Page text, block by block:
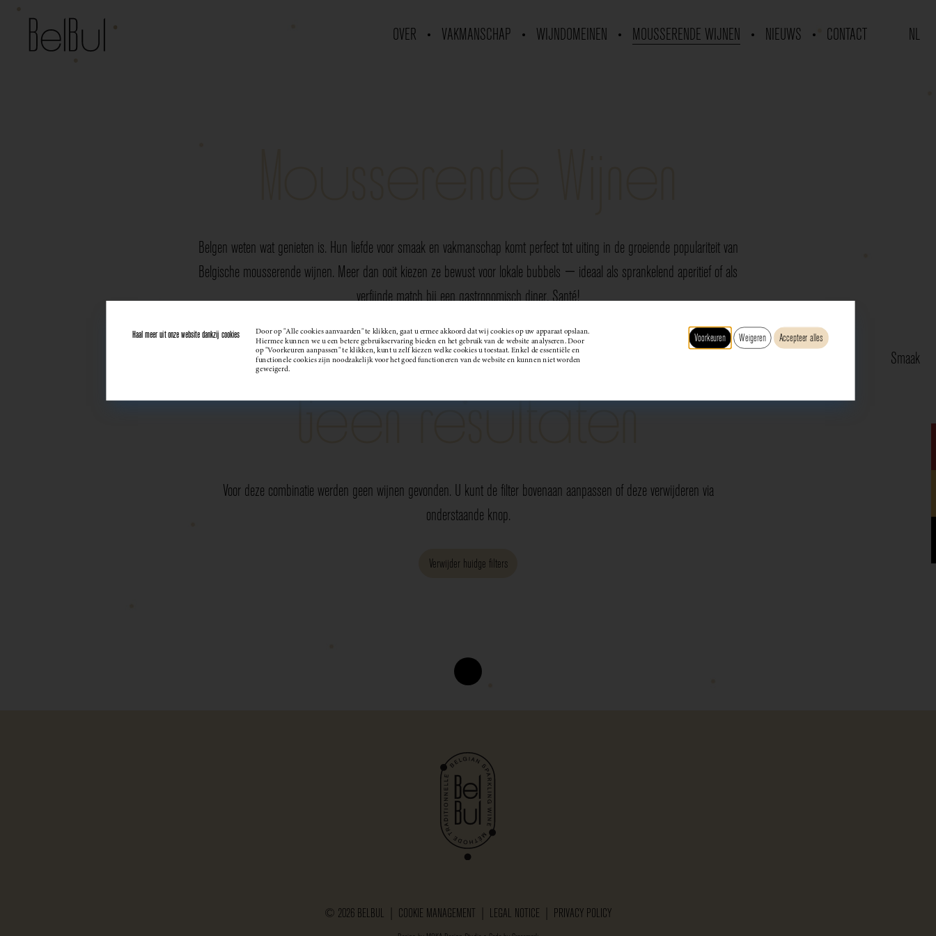
OVER VAKMANSCHAP WIJNDOMEINEN MOUSSERENDE WIJNEN NIEUWS CONTACT NL
Belgen weten wat genieten is. Hun liefde voor smaak en vakmanschap komt perfect tot uiting in de groeiende populariteit van
Belgische mousserende wijnen. Meer dan ooit kiezen ze bewust voor lokale bubbels — ideaal als sprankelend aperitief of als
verfijnde match bij een gastronomisch diner. Santé!
Wijndomein Smaak
Geen resultaten
Voor deze combinatie werden geen wijnen gevonden. U kunt de filter bovenaan aanpassen of deze verwijderen via
onderstaande knop.
Verwijder huidge filters
© 2026 BELBUL | COOKIE MANAGEMENT LEGAL NOTICE PRIVACY POLICY
Haal meer uit onze website dankzij cookies Door op "Alle cookies aanvaarden" te klikken, gaat u ermee akkoord dat wij cookies op uw apparaat opslaan.
Hiermee kunnen we u een betere gebruikservaring bieden en het gebruik van de website analyseren. Door
op "Voorkeuren aanpassen" te klikken, kunt u zelf kiezen welke cookies u toestaat. Enkel de essentiële en
functionele cookies zijn noodzakelijk voor het goed functioneren van de website en kunnen niet worden
geweigerd.
Voorkeuren Weigeren Accepteer alles